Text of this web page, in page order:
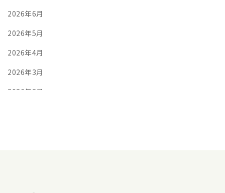
2026年6月
2026年5月
2026年4月
2026年3月
2026年2月